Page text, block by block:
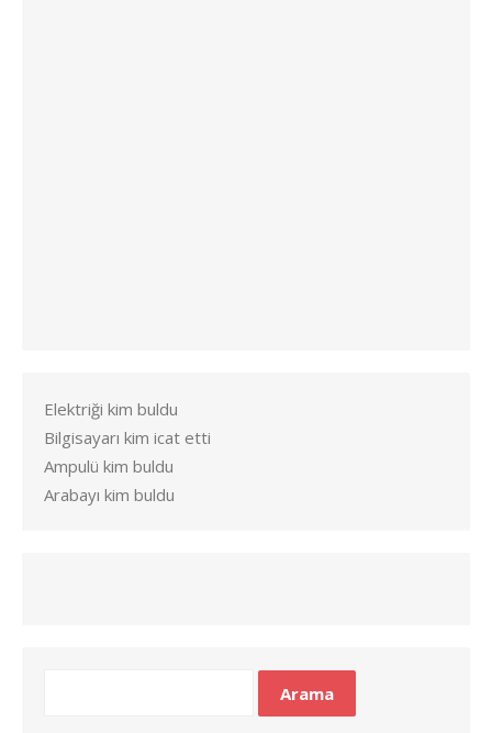
Elektriği kim buldu
Bilgisayarı kim icat etti
Ampulü kim buldu
Arabayı kim buldu